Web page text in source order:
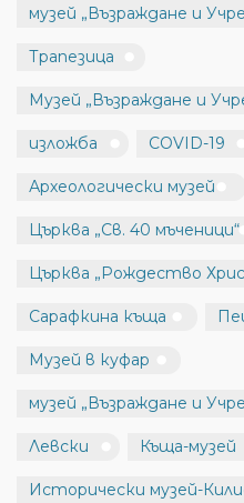
музей „Възраждане и
Трапезица
Музей „Възраждане и
изложба COVID-19
Археологически музей
Църква „Св. 40 мъченици“
Църква „Рождество
Сарафкина къща
Музей в куфар
музей „Възраждане и
Левски Къща-музей
Исторически музей-